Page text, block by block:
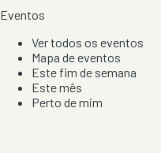
Eventos
Ver todos os eventos
Mapa de eventos
Este fim de semana
Este mês
Perto de mim